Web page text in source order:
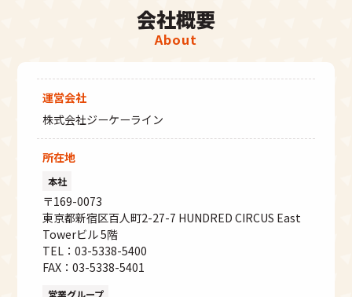
の通知、内容の訂正・追加または削除、利
用停止、消去、第三者提供の停止、第三者
提供記録の開示(以下、開示等という)に応じ
開示等に応ずる窓口は、下記「当社の個人
情報の取扱いに関する苦情、相談等の問合
せ先」を参照してください。
（８）本人が容易に認識できない方法による個人
情報の取得
る個人情報の取得は行っておりません。
（９）個人情報の安全管理措置について
取得した個人情報については、漏洩、減失
またはき損の防止と是正、その他個人情報
の安全管理のために必要かつ適切な措置を
会社概要
About
運営会社
株式会社ジーケーライン
所在地
本社
〒169-0073
東京都新宿区百人町2-27-7 HUNDRED CIRCUS East
Towerビル 5階
TEL：03-5338-5400
FAX：03-5338-5401